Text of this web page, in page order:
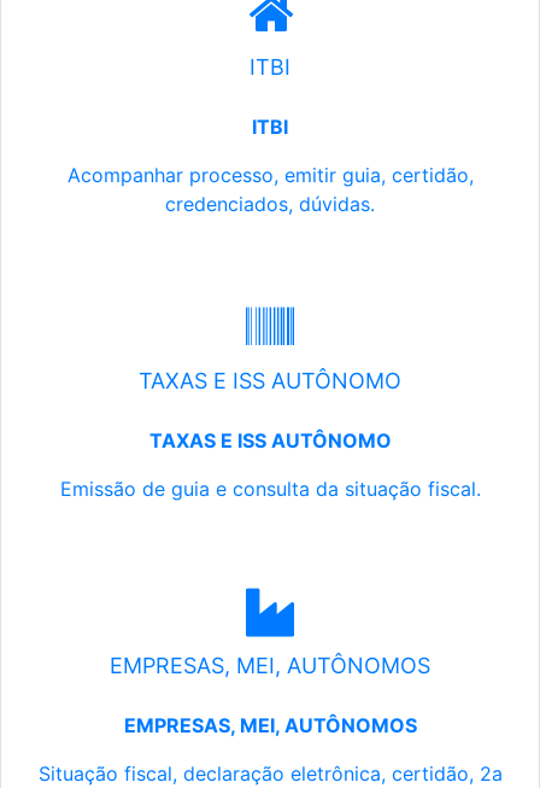
ITBI
ITBI
Acompanhar processo, emitir guia, certidão,
credenciados, dúvidas.
TAXAS E ISS AUTÔNOMO
TAXAS E ISS AUTÔNOMO
Emissão de guia e consulta da situação fiscal.
EMPRESAS, MEI, AUTÔNOMOS
EMPRESAS, MEI, AUTÔNOMOS
Situação fiscal, declaração eletrônica, certidão, 2a